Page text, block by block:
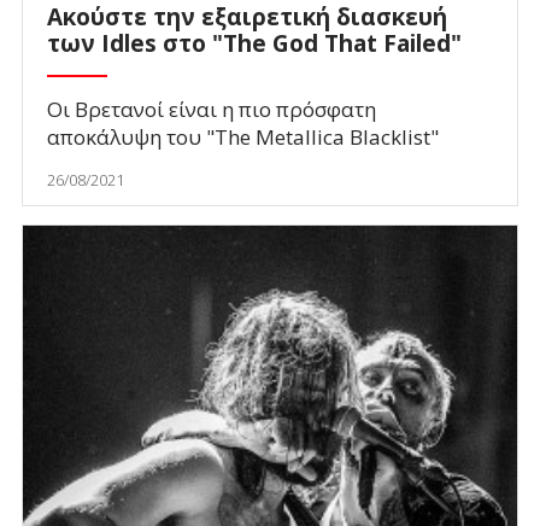
Ακούστε την εξαιρετική διασκευή
των Idles στο "The God That Failed"
Οι Βρετανοί είναι η πιο πρόσφατη
αποκάλυψη του "The Metallica Blacklist"
26/08/2021